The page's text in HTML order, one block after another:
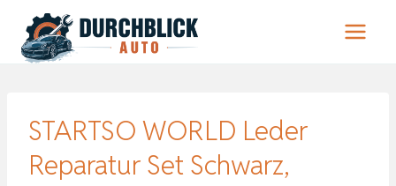
Inhalt
springen
STARTSO WORLD Leder
Reparatur Set Schwarz,